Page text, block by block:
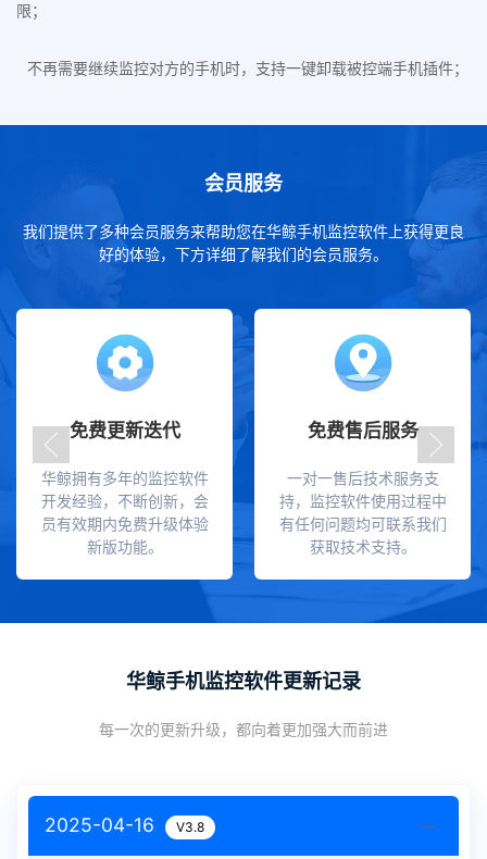
限；
不再需要继续监控对方的手机时，支持一键卸载被控端手机插件；
会员服务
我们提供了多种会员服务来帮助您在华鲸手机监控软件上获得更良
好的体验，下方详细了解我们的会员服务。
免费更新迭代
华鲸拥有多年的监控软件
开发经验，不断创新，会
员有效期内免费升级体验
新版功能。
免费售后服务
一对一售后技术服务支
持，监控软件使用过程中
有任何问题均可联系我们
获取技术支持。
华鲸手机监控软件更新记录
每一次的更新升级，都向着更加强大而前进
2025-04-16 V3.8